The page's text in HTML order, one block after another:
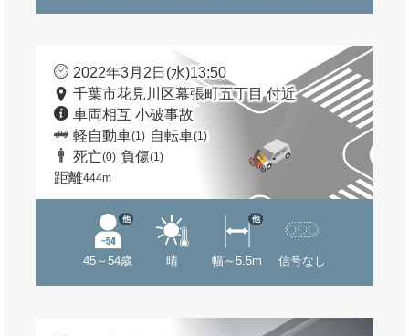
2022年3月2日(水)13:50
千葉市花見川区幕張町五丁目 付近
車両相互 小破事故
軽自動車(1) 自転車(1)
死亡(0) 負傷(1)
距離444m
45～54歳
他
晴 幅～5.5m
他
信号なし